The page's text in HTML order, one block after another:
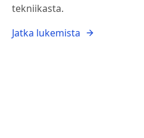
tekniikasta.
Jatka lukemista